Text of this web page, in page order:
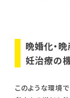
晩婚化・
妊治療の
このような環境